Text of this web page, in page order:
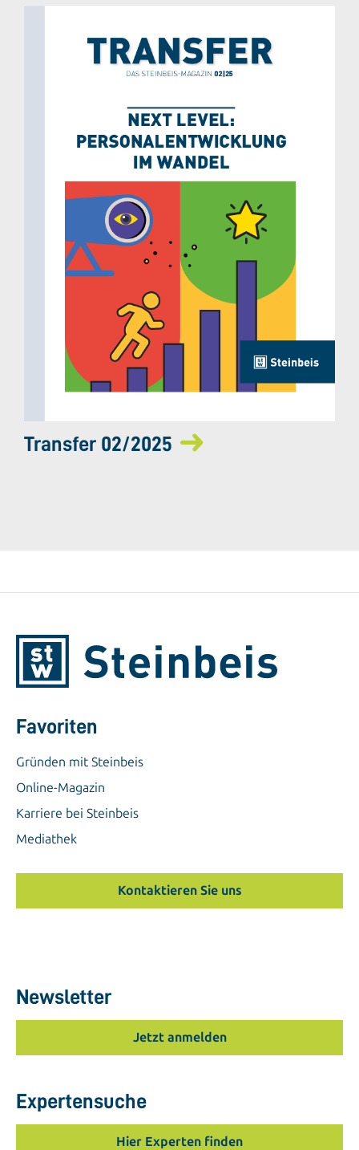
Transfer 02/2025
Favoriten
Gründen mit Steinbeis
Online-Magazin
Karriere bei Steinbeis
Mediathek
Kontaktieren Sie uns
Newsletter
Jetzt anmelden
Expertensuche
Hier Experten finden